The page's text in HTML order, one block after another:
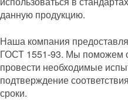
данную продукцию.
Наша компания
ГОСТ 1551-93. Мы поможем
провести необходимые
подтверждение
сроки.